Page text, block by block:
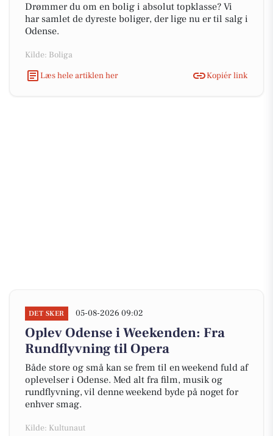
Drømmer du om en bolig i absolut topklasse? Vi
har samlet de dyreste boliger, der lige nu er til salg i
Odense.
Kilde: Boliga
Læs hele artiklen her
Kopiér link
DET SKER 05-08-2026 09:02
Oplev Odense i Weekenden: Fra
Rundflyvning til Opera
Både store og små kan se frem til en weekend fuld af
oplevelser i Odense. Med alt fra film, musik og
rundflyvning, vil denne weekend byde på noget for
enhver smag.
Kilde: Kultunaut